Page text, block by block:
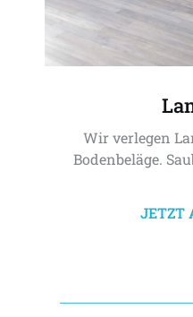
Wir verlegen
Bodenbeläge.
JETZT